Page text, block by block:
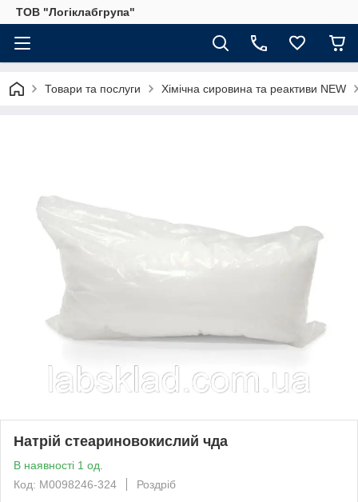
ТОВ "Логіклабгрупа"
Товари та послуги Хімічна сировина та реактиви NEW
Натрій стеариновокислий чда
В наявності 1 од.
Код: М0098246-324
Роздріб